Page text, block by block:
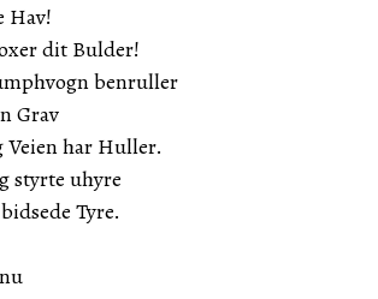
dit Bulder!
benruller
Grav
Veien har Huller.
styrte uhyre
Tyre.